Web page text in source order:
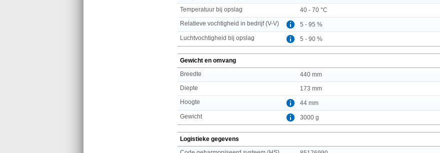
Temperatuur bij opslag
40 - 70 °C
Relatieve vochtigheid in bedrijf (V-V)
5 - 95 %
Luchtvochtigheid bij opslag
5 - 90 %
Gewicht en omvang
Breedte
440 mm
Diepte
173 mm
Hoogte
44 mm
Gewicht
3000 g
Logistieke gegevens